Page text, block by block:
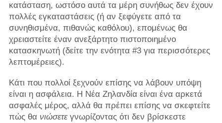
κατάσταση, ωστόσο αυτά τα μέρη συνήθως δεν έχουν
πολλές εγκαταστάσεις (ή αν ξεφύγετε από τα
συνηθισμένα, πιθανώς καθόλου), επομένως θα
χρειαστείτε έναν ανεξάρτητο πιστοποιημένο
κατασκηνωτή (δείτε την ενότητα #3 για περισσότερες
λεπτομέρειες).
Κάτι που πολλοί ξεχνούν επίσης να λάβουν υπόψη
είναι η ασφάλεια. Η Νέα Ζηλανδία είναι ένα αρκετά
ασφαλές μέρος, αλλά θα πρέπει επίσης να σκεφτείτε
πώς θα νιώσετεγνωρίζοντας ότι δεν βρίσκεστε